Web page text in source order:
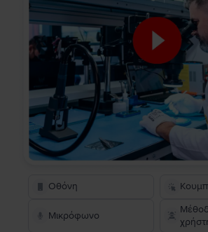
Οθόνη
Μικρόφωνο